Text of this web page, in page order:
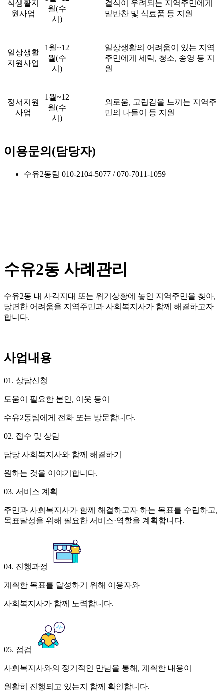
식생활지
원사업
월(수
시)
결식이 우려되는 지역주민에게
밑반찬 및 식료품 등 지원
일상생활
지원사업
1월~12
월(수
시)
일상생활의 어려움이 있는 지역
주민에게 세탁, 청소, 송영 등 지
원
정서지원
사업
1월~12
월(수
시)
외로움, 고립감을 느끼는 지역주
민의 나들이 등 지원
이용문의(담당자)
수유2동팀 010-2104-5077 / 070-7011-1059
수유2동 사례관리
수유2동 내 사각지대 또는 위기상황에 놓인 지역주민을 찾아,
당면한 어려움을 지역주민과 사회복지사가 함께 해결하고자
합니다.
사업내용
01. 상담신청
도움이 필요한 본인, 이웃 등이
수유2동팀에게 전화 또는 방문합니다.
02. 접수 및 상담
담당 사회복지사와 함께 해결하기
원하는 것을 이야기합니다.
03. 서비스 계획
주민과 사회복지사가 함께 해결하고자 하는 목표를 수립하고,
목표달성을 위해 필요한 서비스·역할을 계획합니다.
04. 진행과정
계획한 목표를 달성하기 위해 이용자와
사회복지사가 함께 노력합니다.
05. 점검
사회복지사와의 정기적인 만남을 통해, 계획한 내용이
원활히 진행되고 있는지 함께 확인합니다.